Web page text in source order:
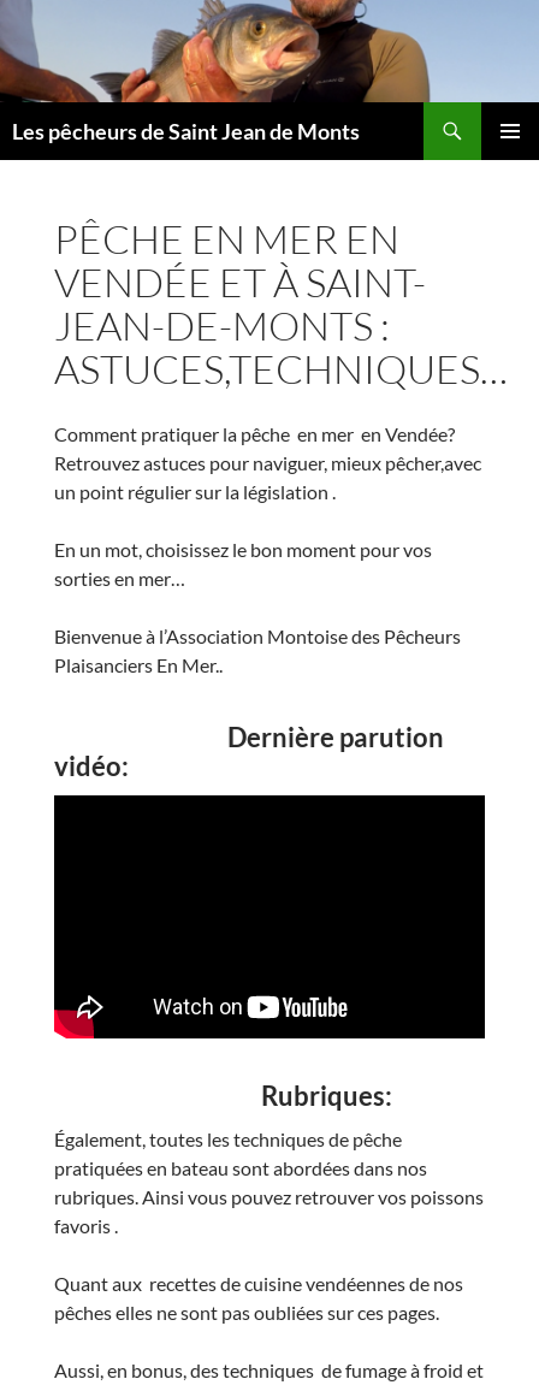
au
contenu
Les pêcheurs de Saint Jean de Monts
PÊCHE EN MER EN
VENDÉE ET À SAINT-
JEAN-DE-MONTS :
ASTUCES,TECHNIQUES…
Comment pratiquer la pêche en mer en Vendée?
Retrouvez astuces pour naviguer, mieux pêcher,avec
un point régulier sur la législation .
En un mot, choisissez le bon moment pour vos
sorties en mer…
Bienvenue à l’Association Montoise des Pêcheurs
Plaisanciers En Mer..
Dernière parution
vidéo:
Rubriques:
Également, toutes les techniques de pêche
pratiquées en bateau sont abordées dans nos
rubriques. Ainsi vous pouvez retrouver vos poissons
favoris .
Quant aux recettes de cuisine vendéennes de nos
pêches elles ne sont pas oubliées sur ces pages.
Aussi, en bonus, des techniques de fumage à froid et